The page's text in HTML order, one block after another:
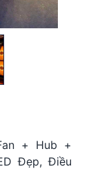
+ Hub +
Đẹp, Điều